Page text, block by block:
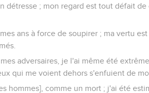
détresse ; mon regard est tout défait de
ans à force de soupirer ; ma vertu
adversaires, je l'ai même été
qui me voient dehors s'enfuient de
hommes], comme un mort ; j'ai été